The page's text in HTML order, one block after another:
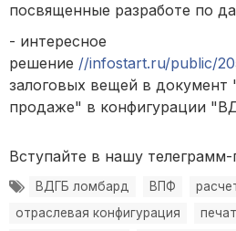
посвященные разработе по
- интересное
решение //infostart.ru/public/
залоговых вещей в документ
продаже" в конфигурации
Вступайте в нашу телеграмм-
ВДГБ ломбард ВПФ
отраслевая конфигурация